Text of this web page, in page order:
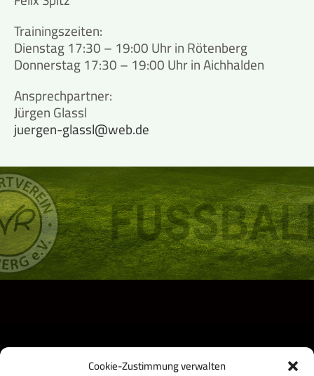
Cookie-Zustimmung verwalten
Trainingszeiten:
Dienstag 17:30 – 19:00 Uhr in Rötenberg
Donnerstag 17:30 – 19:00 Uhr in Aichhalden
Ansprechpartner:
Jürgen Glassl
juergen-glassl@web.de